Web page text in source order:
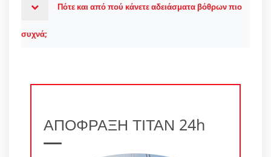
Πότε και από πού κάνετε αδειάσματα βόθρων πιο
συχνά;
ΑΠΟΦΡΑΞΗ ΤΙΤΑΝ 24h